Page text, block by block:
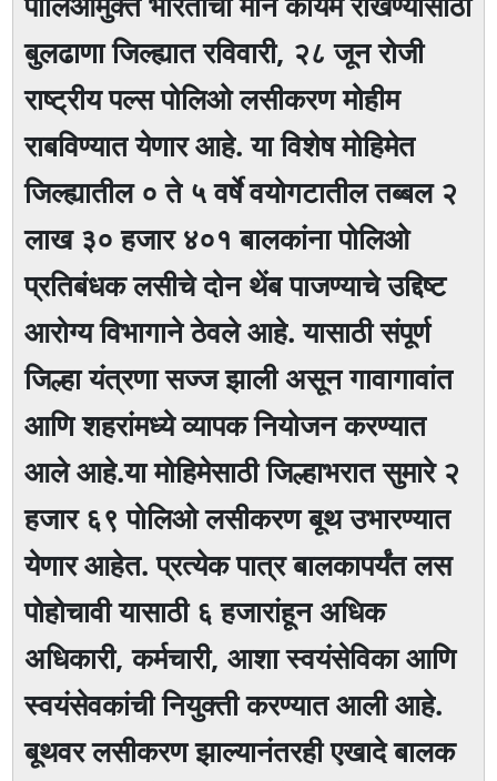
बुलढाणा जिल्ह्यात रविवारी, २८ जून रोजी
राष्ट्रीय पल्स पोलिओ लसीकरण मोहीम
राबविण्यात येणार आहे. या विशेष मोहिमेत
जिल्ह्यातील ० ते ५ वर्षे वयोगटातील तब्बल २
लाख ३० हजार ४०१ बालकांना पोलिओ
प्रतिबंधक लसीचे दोन थेंब पाजण्याचे उद्दिष्ट
आरोग्य विभागाने ठेवले आहे. यासाठी संपूर्ण
जिल्हा यंत्रणा सज्ज झाली असून गावागावांत
आणि शहरांमध्ये व्यापक नियोजन करण्यात
आले आहे.या मोहिमेसाठी जिल्हाभरात सुमारे २
हजार ६९ पोलिओ लसीकरण बूथ उभारण्यात
येणार आहेत. प्रत्येक पात्र बालकापर्यंत लस
पोहोचावी यासाठी ६ हजारांहून अधिक
अधिकारी, कर्मचारी, आशा स्वयंसेविका आणि
स्वयंसेवकांची नियुक्ती करण्यात आली आहे.
बूथवर लसीकरण झाल्यानंतरही एखादे बालक